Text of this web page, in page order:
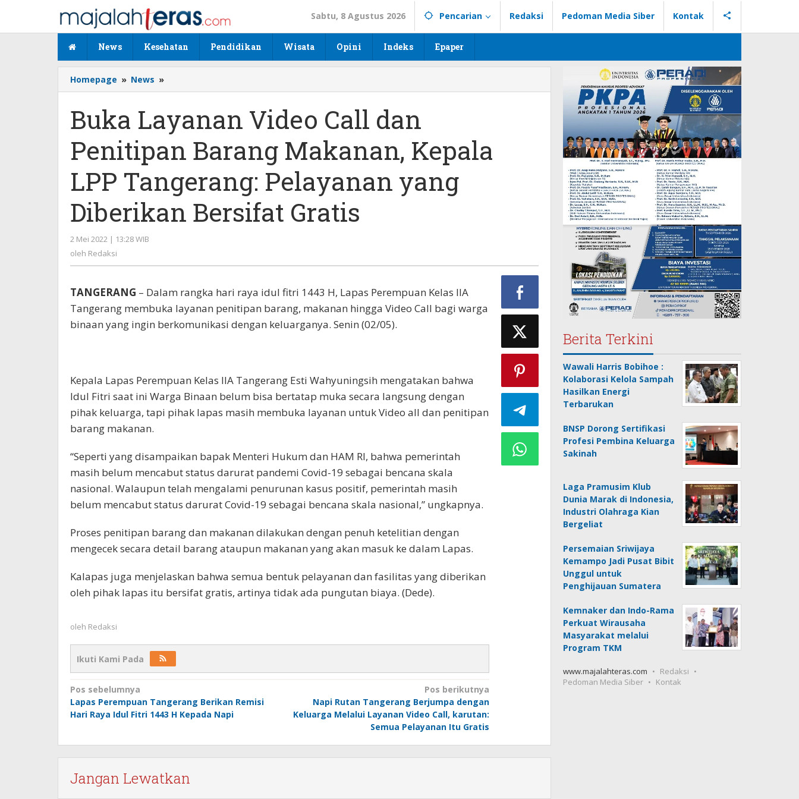
konten
Sabtu, 8 Agustus 2026 Pencarian Redaksi Pedoman Media Siber Kontak
News Kesehatan Pendidikan Wisata Opini Indeks Epaper
Homepage » News »
Layanan
Call
dan
Penitipan
Barang
Kepala
LPP
Tangerang:
Pelayanan
Gratis
Buka Layanan Video Call dan
Penitipan Barang Makanan, Kepala
LPP Tangerang: Pelayanan yang
Diberikan Bersifat Gratis
2 Mei 2022 | 13:28 WIB
oleh Redaksi
TANGERANG – Dalam rangka hari raya idul fitri 1443 H, Lapas Perempuan Kelas IIA
Tangerang membuka layanan penitipan barang, makanan hingga Video Call bagi warga
binaan yang ingin berkomunikasi dengan keluarganya. Senin (02/05).
Kepala Lapas Perempuan Kelas IIA Tangerang Esti Wahyuningsih mengatakan bahwa
Idul Fitri saat ini Warga Binaan belum bisa bertatap muka secara langsung dengan
pihak keluarga, tapi pihak lapas masih membuka layanan untuk Video all dan penitipan
barang makanan.
“Seperti yang disampaikan bapak Menteri Hukum dan HAM RI, bahwa pemerintah
masih belum mencabut status darurat pandemi Covid-19 sebagai bencana skala
nasional. Walaupun telah mengalami penurunan kasus positif, pemerintah masih
belum mencabut status darurat Covid-19 sebagai bencana skala nasional,” ungkapnya.
Proses penitipan barang dan makanan dilakukan dengan penuh ketelitian dengan
mengecek secara detail barang ataupun makanan yang akan masuk ke dalam Lapas.
Kalapas juga menjelaskan bahwa semua bentuk pelayanan dan fasilitas yang diberikan
oleh pihak lapas itu bersifat gratis, artinya tidak ada pungutan biaya. (Dede).
oleh Redaksi
Ikuti Kami Pada
Navigasi
pos
Pos sebelumnya
Lapas Perempuan Tangerang Berikan Remisi
Hari Raya Idul Fitri 1443 H Kepada Napi
Pos berikutnya
Napi Rutan Tangerang Berjumpa dengan
Keluarga Melalui Layanan Video Call, karutan:
Semua Pelayanan Itu Gratis
Jangan Lewatkan
Berita Terkini
Wawali Harris Bobihoe :
Kolaborasi Kelola Sampah
Hasilkan Energi
Terbarukan
BNSP Dorong Sertifikasi
Profesi Pembina Keluarga
Sakinah
Laga Pramusim Klub
Dunia Marak di Indonesia,
Industri Olahraga Kian
Bergeliat
Persemaian Sriwijaya
Kemampo Jadi Pusat Bibit
Unggul untuk
Penghijauan Sumatera
Kemnaker dan Indo-Rama
Perkuat Wirausaha
Masyarakat melalui
Program TKM
www.majalahteras.com
Redaksi
Pedoman Media Siber
Kontak